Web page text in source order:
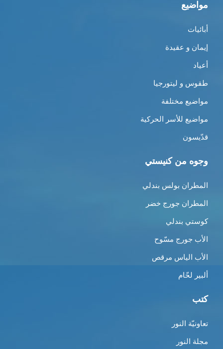
مواضيع
أبائيات
إيمان و عقيدة
أعياد
طقوس و ليتورجيا
مواضيع مختلفة
مواضيع للأسر الحركية
قدّيسون
وجوه من كنيستي
المطران بولس بندلي
المطران جورج خضر
كوستي بندلي
الأب جورج مسّوح
الأب الياس مرقص
ألبير لحّام
كتب
تعاونيّة النور
مجلة النور